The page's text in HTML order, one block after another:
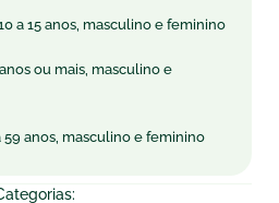
a 15 anos, masculino e feminino
ou mais, masculino e
59 anos, masculino e feminino